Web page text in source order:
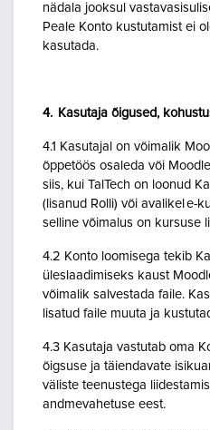
nädala jooksul
Peale Konto kustutamist ei
kasutada.
4. Kasutaja õigused,
4.1 Kasutajal on võimalik
õppetöös osaleda või
siis, kui TalTech on loonud
(lisanud Rolli) või avalikel e-
selline võimalus on kursuse
4.2 Konto loomisega tekib
üleslaadimiseks kaust
võimalik salvestada faile.
lisatud faile muuta ja
4.3 Kasutaja vastutab oma
õigsuse ja täiendavate
väliste teenustega
andmevahetuse eest.